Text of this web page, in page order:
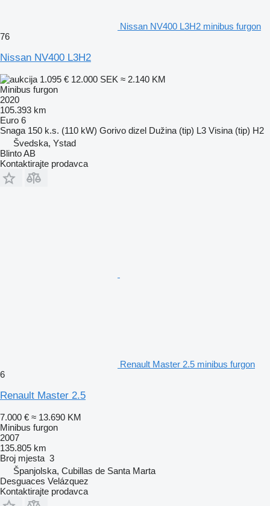
Nissan NV400 L3H2 minibus furgon
76
Nissan NV400 L3H2
1.095 € 12.000 SEK ≈ 2.140 KM
Minibus furgon
2020
105.393 km
Euro 6
Snaga 150 k.s. (110 kW) Gorivo dizel Dužina (tip) L3 Visina (tip) H2
Švedska, Ystad
Blinto AB
Kontaktirajte prodavca
Renault Master 2.5 minibus furgon
6
Renault Master 2.5
7.000 € ≈ 13.690 KM
Minibus furgon
2007
135.805 km
Broj mjesta 3
Španjolska, Cubillas de Santa Marta
Desguaces Velázquez
Kontaktirajte prodavca